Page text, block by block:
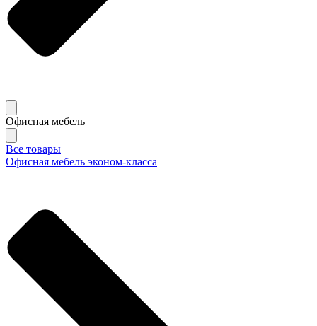
Офисная мебель
Все товары
Офисная мебель эконом-класса